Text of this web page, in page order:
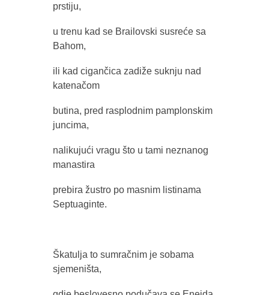
prstiju,
u trenu kad se Brailovski susreće sa
Bahom,
ili kad cigančica zadiže suknju nad
katenačom
butina, pred rasplodnim pamplonskim
juncima,
nalikujući vragu što u tami neznanog
manastira
prebira žustro po masnim listinama
Septuaginte.
Škatulja to sumračnim je sobama
sjemeništa,